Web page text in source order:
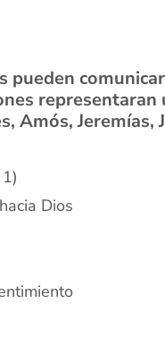
pueden
representaran
Amós, Jeremías,
Dios